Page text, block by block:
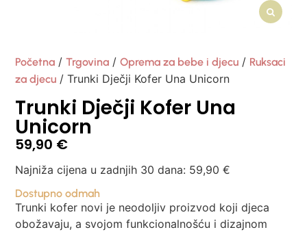
Početna /Trgovina /Oprema za bebe i djecu / Ruksaci
za djecu / Trunki Dječji Kofer Una Unicorn
Trunki Dječji Kofer Una
Unicorn
59,90 €
Najniža cijena u zadnjih 30 dana: 59,90€
Dostupno odmah
Trunki kofer novi je neodoljiv proizvod koji djeca
obožavaju, a svojom funkcionalnošću i dizajnom